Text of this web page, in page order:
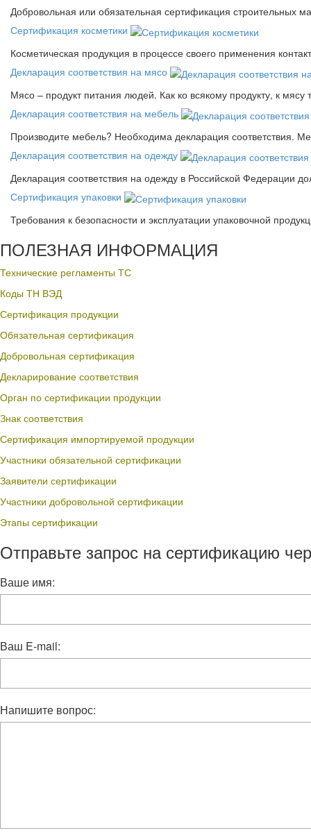
Добровольная или обязательная сертификация строительных
Сертификация косметики
Косметическая продукция в процессе своего применения
Декларация соответствия на мясо
Мясо – продукт питания людей. Как ко всякому продукту, к мясу
Декларация соответствия на мебель
Производите мебель? Необходима декларация соответствия.
Декларация соответствия на одежду
Декларация соответствия на одежду в Российской Федерации
Сертификация упаковки
Требования к безопасности и эксплуатации упаковочной
ПОЛЕЗНАЯ ИНФОРМАЦИЯ
Технические регламенты ТС
Коды ТН ВЭД
Сертификация продукции
Обязательная сертификация
Добровольная сертификация
Декларирование соответствия
Орган по сертификации продукции
Знак соответствия
Сертификация импортируемой продукции
Участники обязательной сертификации
Заявители сертификации
Участники добровольной сертификации
Этапы сертификации
Отправьте запрос на сертификацию
Ваше имя:
Ваш E-mail:
Напишите вопрос: